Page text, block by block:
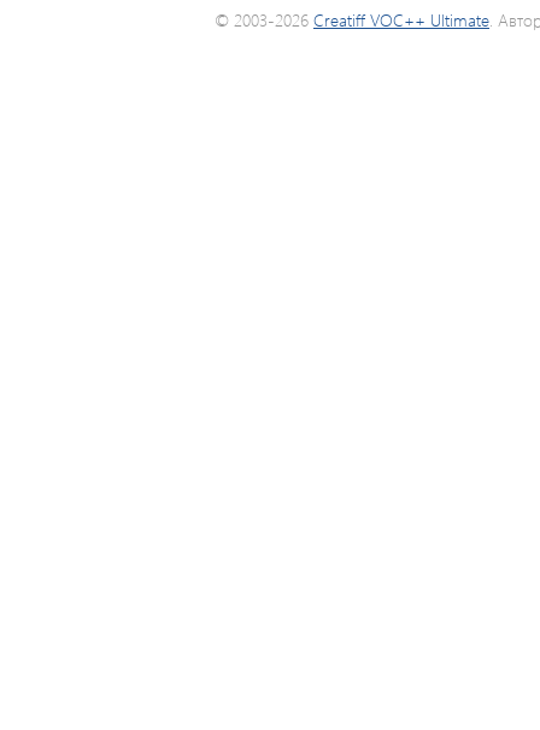
© 2003-2026 Creatiff VOC++ Ultimate.